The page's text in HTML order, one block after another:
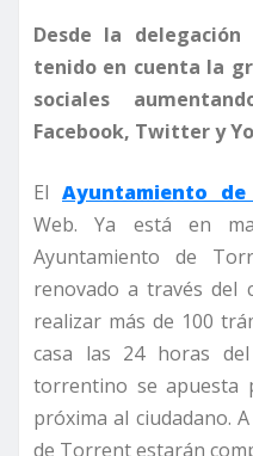
Desde la
tenido en cuenta la
sociales
Facebook, Twitter y
El Ayuntamiento
Web. Ya está en
Ayuntamiento de
renovado a través del
realizar más de 100
casa las 24 horas
torrentino se apuesta
próxima al ciudadano.
de Torrent estarán